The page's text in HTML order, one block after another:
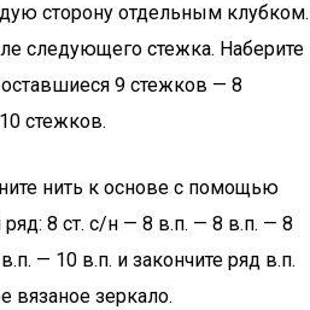
сторону отдельным клубком.
следующего стежка. Наберите
9 стежков — 8
стежков.
нить к основе с помощью
ряд: 8 ст. с/н — 8 в.п. — 8 в.п. — 8
— 10 в.п. и закончите ряд в.п.
вязаное зеркало.